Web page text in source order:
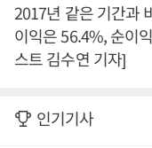
2017년 같은 기간과
이익은 56.4%, 순이
스트 김수연 기자]
인기기사